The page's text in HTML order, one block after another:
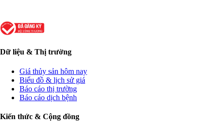
Dữ liệu & Thị trường
Giá thủy sản hôm nay
Biểu đồ & lịch sử giá
Báo cáo thị trường
Báo cáo dịch bệnh
Kiến thức & Cộng đồng